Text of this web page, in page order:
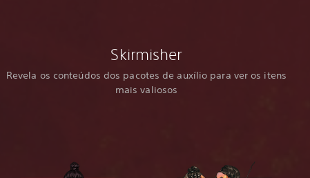
Skirmisher
Revela os conteúdos dos pacotes de auxílio para ver os itens
mais valiosos